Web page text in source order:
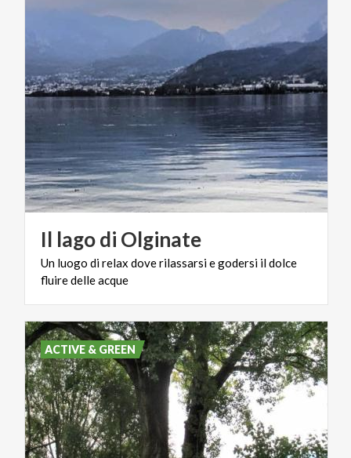
Il lagodi Olginate
Un luogo direlax doverilassarsiegodersi ildolce
fluiredelleacque
ACTIVE & GREEN